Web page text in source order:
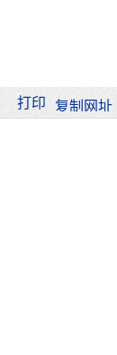
打印